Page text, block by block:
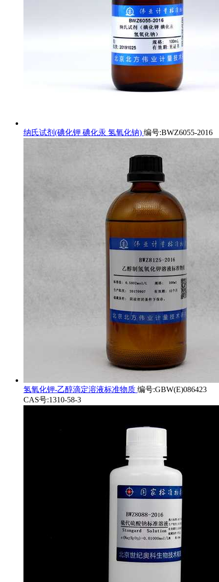
纳氏试剂(碘化钾 碘化汞 氢氧化钠) 编号:BWZ6055-2016
氢氧化钾-乙醇滴定溶液标准物质 编号:GBW(E)086423
CAS号:1310-58-3